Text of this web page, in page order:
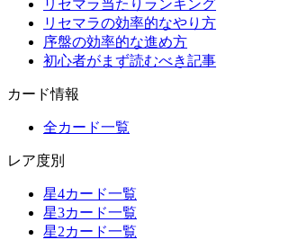
リセマラ当たりランキング
リセマラの効率的なやり方
序盤の効率的な進め方
初心者がまず読むべき記事
カード情報
全カード一覧
レア度別
星4カード一覧
星3カード一覧
星2カード一覧